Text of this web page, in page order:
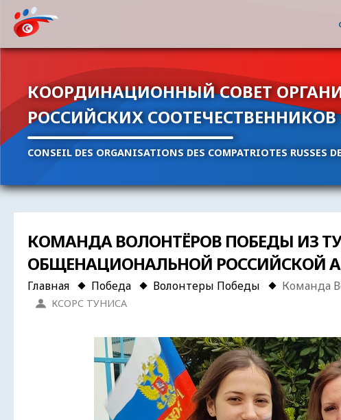
КООРДИНАЦИОННЫЙ СОВЕТ
РОССИЙСКИХ
CONSEIL DES ORGANISATIONS DES COMPATRIOTES RUSSES
КОМАНДА ВОЛОНТЁРОВ ПОБЕДЫ ИЗ
ОБЩЕНАЦИОНАЛЬНОЙ РОССИЙСКОЙ
Главная Победа Волонтеры Победы Команда
КСОРС ТУНИСА
Галерея